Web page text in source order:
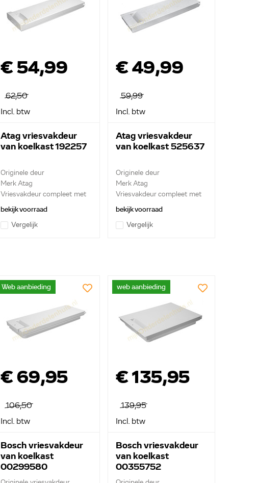
€ 54,99
62,50
Incl. btw
Atag vriesvakdeur
van koelkast 192257
Originele deur
Merk Atag
Vriesvakdeur compleet met
afdicht...
bekijk voorraad
Vergelijk
€ 49,99
59,99
Incl. btw
Atag vriesvakdeur
van koelkast 525637
Originele deur
Merk Atag
Vriesvakdeur compleet met
greep e...
bekijk voorraad
Vergelijk
Web aanbieding
€ 69,95
106,50
Incl. btw
Bosch vriesvakdeur
van koelkast
00299580
web aanbieding
€ 135,95
139,95
Incl. btw
Bosch vriesvakdeur
van koelkast
00355752